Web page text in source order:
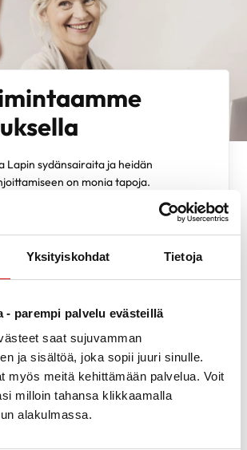
Yksityiskohdat Tietoja
- parempi palvelu evästeillä
saat sujuvamman
ja sisältöä, joka sopii juuri sinulle.
myös meitä kehittämään palvelua. Voit
milloin tahansa klikkaamalla
alakulmassa.
Lapin sydänsairaita ja heidän
on monia tapoja.
numeroon
lahjoittaa:
-LAHJOITUS